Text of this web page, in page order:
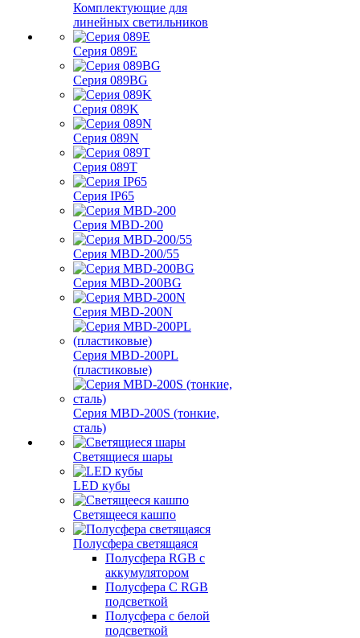
Комплектующие для
линейных светильников
Серия 089E
Серия 089BG
Серия 089K
Серия 089N
Серия 089T
Серия IP65
Серия MBD-200
Серия MBD-200/55
Серия MBD-200BG
Серия MBD-200N
Серия MBD-200PL
(пластиковые)
Серия MBD-200S (тонкие,
сталь)
Светящиеся шары
LED кубы
Светящееся кашпо
Полусфера светящаяся
Полусфера RGB с
аккумулятором
Полусфера С RGB
подсветкой
Полусфера с белой
подсветкой